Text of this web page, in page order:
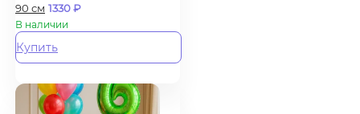
90 см 1330₽
В наличии
Купить